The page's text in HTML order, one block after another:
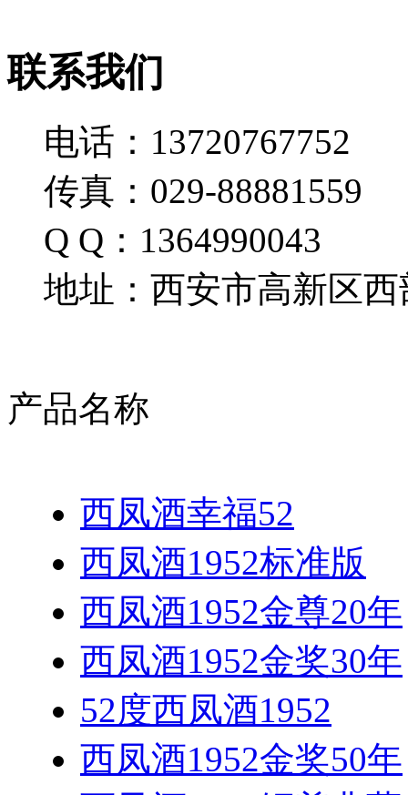
联系我们
电话：13720767752
传真：029-88881559
Q Q：1364990043
地址：西安市高新区西
产品名称
西凤酒幸福52
西凤酒1952标准版
西凤酒1952金尊20年
西凤酒1952金奖30年
52度西凤酒1952
西凤酒1952金奖50年